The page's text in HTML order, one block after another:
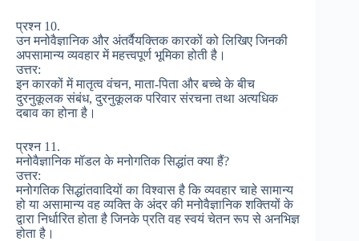
प्रश्न 10.
उन मनोवैज्ञानिक और अंतर्वैयक्तिक कारकों को लिखिए जिनकी
अपसामान्य व्यवहार में महत्त्वपूर्ण भूमिका होती है।
उत्तर:
इन कारकों में मातृत्व वंचन, माता-पिता और बच्चे के बीच
दुरनुकूलक संबंध, दुरनुकूलक परिवार संरचना तथा अत्यधिक
दबाव का होना है।
प्रश्न 11.
मनोवैज्ञानिक मॉडल के मनोगतिक सिद्धांत क्या हैं?
उत्तर:
मनोगतिक सिद्धांतवादियों का विश्वास है कि व्यवहार चाहे सामान्य
हो या असामान्य वह व्यक्ति के अंदर की मनोवैज्ञानिक शक्तियों के
द्वारा निर्धारित होता है जिनके प्रति वह स्वयं चेतन रूप से अनभिज्ञ
होता है।